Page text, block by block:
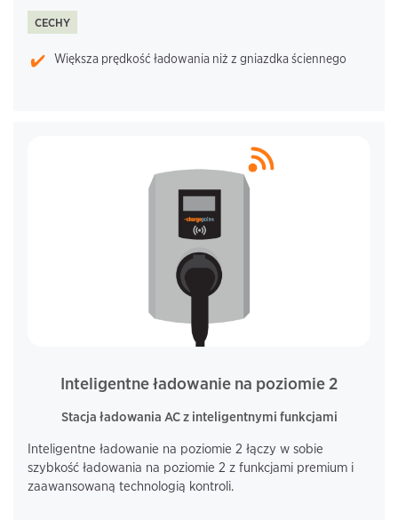
CECHY
Większa prędkość ładowania niż z gniazdka ściennego
Inteligentne ładowanie na poziomie 2
Stacja ładowania AC z inteligentnymi funkcjami
Inteligentne ładowanie na poziomie 2 łączy w sobie
szybkość ładowania na poziomie 2 z funkcjami premium i
zaawansowaną technologią kontroli.